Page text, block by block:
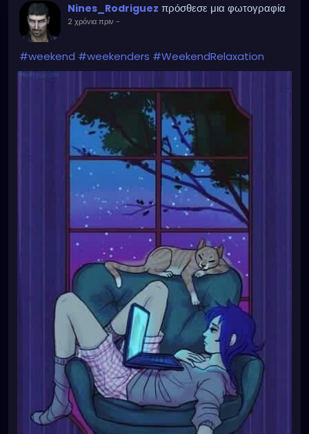
Nines_Rodriguez πρόσθεσε μια φωτογραφία
2 χρόνια πριν -
#weekend #weekenders #WeekendRelaxation